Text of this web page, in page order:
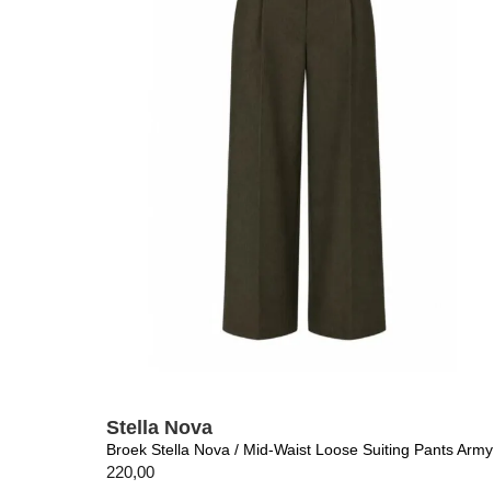
Stella Nova
Broek Stella Nova / Mid-Waist Loose Suiting Pants Army
220,00